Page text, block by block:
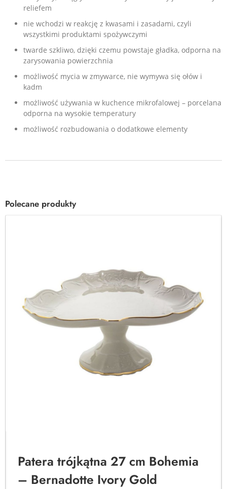
reliefem
nie wchodzi w reakcję z kwasami i zasadami, czyli
wszystkimi produktami spożywczymi
twarde szkliwo, dzięki czemu powstaje gładka, odporna na
zarysowania powierzchnia
możliwość mycia w zmywarce, nie wymywa się ołów i
kadm
możliwość używania w kuchence mikrofalowej – porcelana
odporna na wysokie temperatury
możliwość rozbudowania o dodatkowe elementy
Polecane produkty
Patera trójkątna 27 cm Bohemia
– Bernadotte Ivory Gold